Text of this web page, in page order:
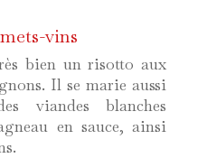
vins
bien un risotto aux
Il se marie aussi
viandes blanches
en sauce, ainsi